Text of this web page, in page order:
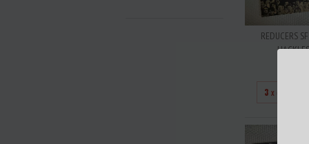
REDUCERS
3 x de